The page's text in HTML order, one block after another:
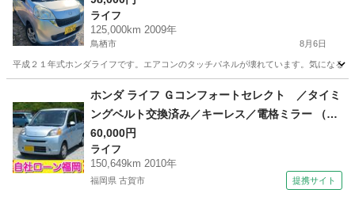
ライフ
125,000km 2009年
鳥栖市 8月6日
平成２１年式ホンダライフです。エアコンのタッチパネルが壊れています。気になる
ライフ ホンダライフ
ホンダ ライフ Ｇコンフォートセレクト ／タイミ
ングベルト交換済み／キーレス／電格ミラー （検
9.4）
60,000円
ライフ
150,649km 2010年
福岡県 古賀市 提携サイト